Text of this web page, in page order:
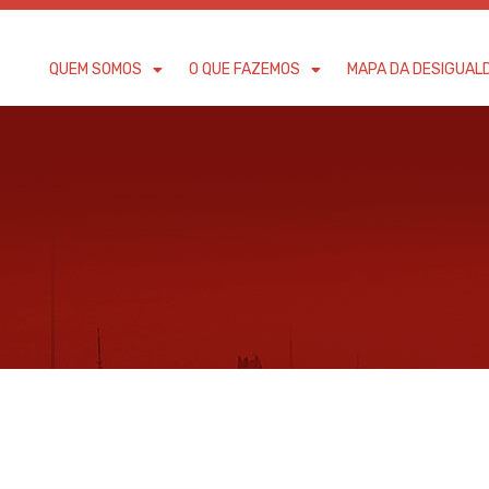
QUEM SOMOS O QUE FAZEMOS MAPA DA